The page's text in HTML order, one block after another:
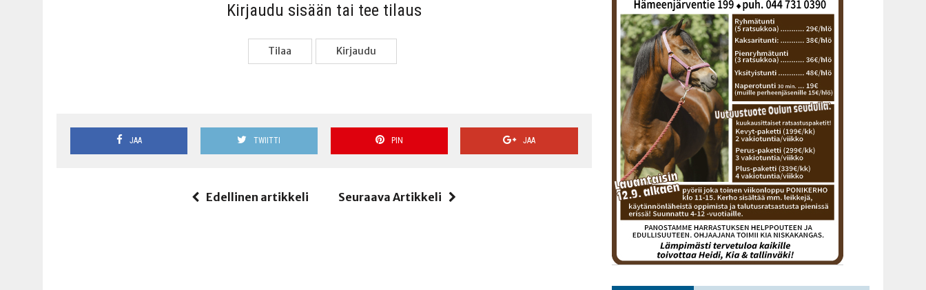
Kir­jau­du sisään tai tee tilaus
Tilaa Kir­jau­du
JAA TWIITTI PIN JAA
Edellinen artikkeli Seuraava Artikkeli